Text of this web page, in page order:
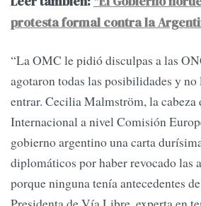
protesta formal contra la
“La OMC le pidió disculpas a las
agotaron todas las posibilidades y no
entrar. Cecilia Malmström, la
Internacional a nivel Comisión
gobierno argentino una carta
diplomáticos por haber revocado las
porque ninguna tenía antecedentes